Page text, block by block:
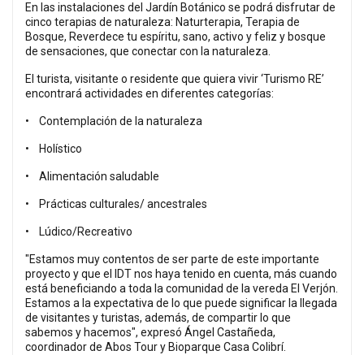
En las instalaciones del Jardín Botánico se podrá disfrutar de
cinco terapias de naturaleza: Naturterapia, Terapia de
Bosque, Reverdece tu espíritu, sano, activo y feliz y bosque
de sensaciones, que conectar con la naturaleza.
El turista, visitante o residente que quiera vivir ‘Turismo RE’
encontrará actividades en diferentes categorías:
• Contemplación de la naturaleza
• Holístico
• Alimentación saludable
• Prácticas culturales/ ancestrales
• Lúdico/Recreativo
"Estamos muy contentos de ser parte de este importante
proyecto y que el IDT nos haya tenido en cuenta, más cuando
está beneficiando a toda la comunidad de la vereda El Verjón.
Estamos a la expectativa de lo que puede significar la llegada
de visitantes y turistas, además, de compartir lo que
sabemos y hacemos", expresó Ángel Castañeda,
coordinador de Abos Tour y Bioparque Casa Colibrí.